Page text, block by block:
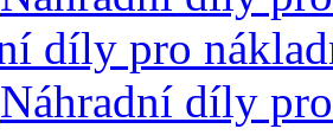
díly pro
Náhradní díly